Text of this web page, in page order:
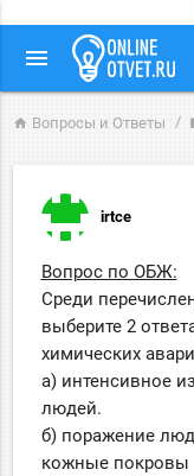
menu
home Вопросы и Ответы
irtce
Вопрос по ОБЖ:
Среди
выберите 2
химических
а) интенсивное
людей.
б) поражение
кожные покровы